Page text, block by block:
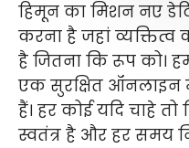
हिमून का मिशन नए
करना है जहां व्यक्तित्व
है जितना कि रूप को।
एक सुरक्षित ऑनलाइन
हैं। हर कोई यदि चाहे
स्वतंत्र है और हर समय